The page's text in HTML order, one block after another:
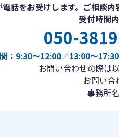
話をお受けします。ご相談
受付時間
050-
：9:30〜12:00／13:00〜
お問い合わせの際は
お問い合
事務所